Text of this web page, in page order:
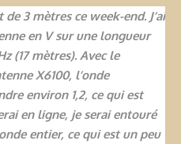
de 3 mètres ce week-end. J’ai
en V sur une longueur
(17 mètres). Avec le
X6100, l’onde
environ 1,2, ce qui est
en ligne, je serai entouré
entier, ce qui est un peu